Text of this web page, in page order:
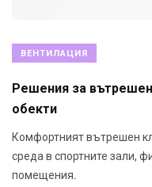
ВЕНТИЛАЦИЯ
Решения за
обекти
Комфортният вътрешен
среда в спортните зали,
помещения.